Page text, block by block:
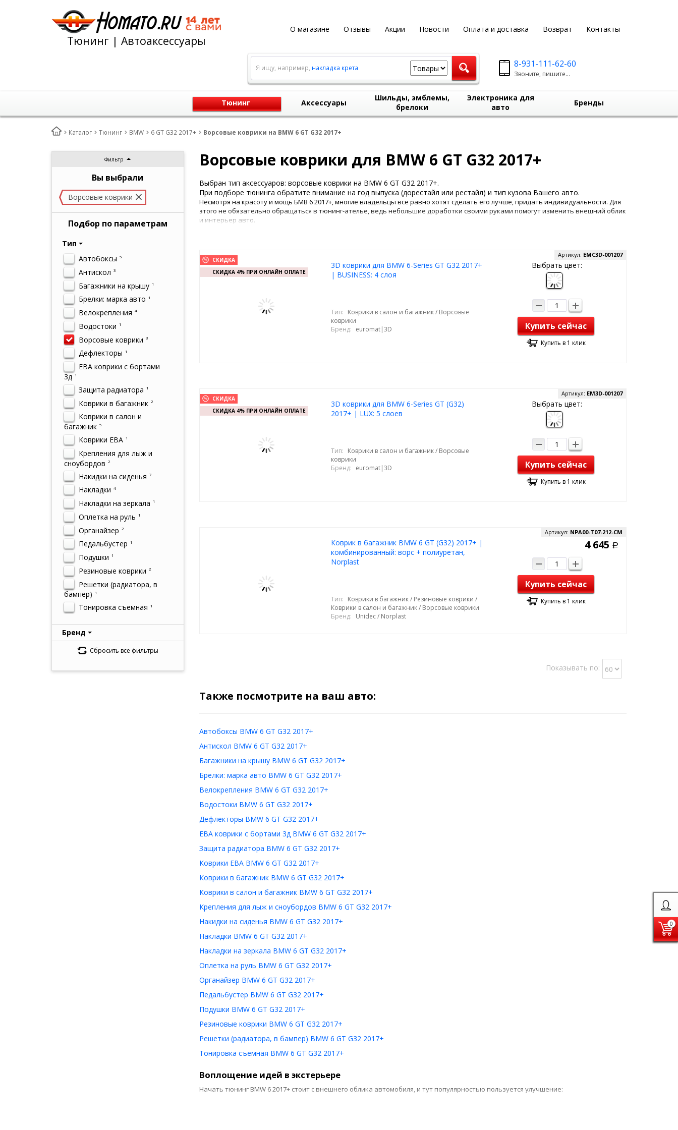
0
О магазине Отзывы Акции Новости Оплата и доставка Возврат Контакты
Тюнинг | Автоаксессуары
8-931-111-62-60
Звоните, пишите...
Я ищу, например, накладка крета
Тюнинг Аксессуары
Шильды, эмблемы,
брелоки
Электроника для
авто
Бренды
Каталог Тюнинг BMW 6 GT G32 2017+ Ворсовые коврики на BMW 6 GT G32 2017+
Фильтр
Вы выбрали
Ворсовые коврики
Подбор по параметрам
Тип
Автобоксы 5
Антискол 3
Багажники на крышу 1
Брелки: марка авто 1
Велокрепления 4
Водостоки 1
Ворсовые коврики 3
Дефлекторы 1
ЕВА коврики с бортами
3д
1
Защита радиатора 1
Коврики в багажник 2
Коврики в салон и
багажник 5
Коврики ЕВА 1
Крепления для лыж и
сноубордов 2
Накидки на сиденья 7
Накладки 4
Накладки на зеркала 1
Оплетка на руль 1
Органайзер 2
Педальбустер 1
Подушки 1
Резиновые коврики 2
Решетки (радиатора, в
бампер)
1
Тонировка съемная 1
Бренд
Сбросить все фильтры
Ворсовые коврики для BMW 6 GT G32 2017+
Выбран тип аксессуаров: ворсовые коврики на BMW 6 GT G32 2017+.
При подборе тюнинга обратите внимание на год выпуска (дорестайл или рестайл) и тип кузова Вашего авто.
Несмотря на красоту и мощь БМВ 6 2017+, многие владельцы все равно хотят сделать его лучше, придать индивидуальности. Для
этого не обязательно обращаться в тюнинг-ателье, ведь небольшие доработки своими руками помогут изменить внешний облик
и интерьер авто.
СКИДКА
СКИДКА 4% ПРИ ОНЛАЙН ОПЛАТЕ
3D коврики для BMW 6-Series GT G32 2017+
| BUSINESS: 4 слоя
Артикул: EMC3D-001207
Тип: Коврики в салон и багажник / Ворсовые
коврики
Бренд: euromat|3D
Выбрать цвет:
Купить сейчас
Купить в 1 клик
СКИДКА
СКИДКА 4% ПРИ ОНЛАЙН ОПЛАТЕ
3D коврики для BMW 6-Series GT (G32)
2017+ | LUX: 5 слоев
Артикул: EM3D-001207
Тип: Коврики в салон и багажник / Ворсовые
коврики
Бренд: euromat|3D
Выбрать цвет:
Купить сейчас
Купить в 1 клик
Коврик в багажник BMW 6 GT (G32) 2017+ |
комбинированный: ворс + полиуретан,
Norplast
Артикул: NPA00-T07-212-CM
Тип: Коврики в багажник / Резиновые коврики /
Коврики в салон и багажник / Ворсовые коврики
Бренд: Unidec / Norplast
4 645 Р
Купить сейчас
Купить в 1 клик
Показывать по:
Также посмотрите на ваш авто:
Автобоксы BMW 6 GT G32 2017+
Антискол BMW 6 GT G32 2017+
Багажники на крышу BMW 6 GT G32 2017+
Брелки: марка авто BMW 6 GT G32 2017+
Велокрепления BMW 6 GT G32 2017+
Водостоки BMW 6 GT G32 2017+
Дефлекторы BMW 6 GT G32 2017+
ЕВА коврики с бортами 3д BMW 6 GT G32 2017+
Защита радиатора BMW 6 GT G32 2017+
Коврики ЕВА BMW 6 GT G32 2017+
Коврики в багажник BMW 6 GT G32 2017+
Коврики в салон и багажник BMW 6 GT G32 2017+
Крепления для лыж и сноубордов BMW 6 GT G32 2017+
Накидки на сиденья BMW 6 GT G32 2017+
Накладки BMW 6 GT G32 2017+
Накладки на зеркала BMW 6 GT G32 2017+
Оплетка на руль BMW 6 GT G32 2017+
Органайзер BMW 6 GT G32 2017+
Педальбустер BMW 6 GT G32 2017+
Подушки BMW 6 GT G32 2017+
Резиновые коврики BMW 6 GT G32 2017+
Решетки (радиатора, в бампер) BMW 6 GT G32 2017+
Тонировка съемная BMW 6 GT G32 2017+
Воплощение идей в экстерьере
Начать тюнинг BMW 6 2017+ стоит с внешнего облика автомобиля, и тут популярностью пользуется улучшение: